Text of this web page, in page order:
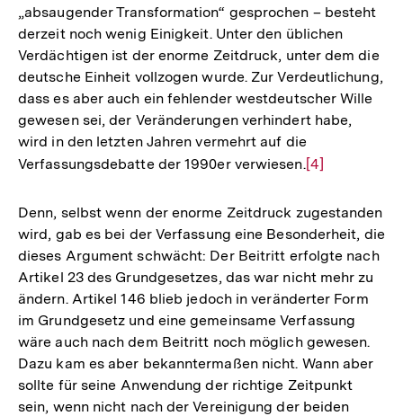
„absaugender Transformation“ gesprochen – besteht
derzeit noch wenig Einigkeit. Unter den üblichen
Verdächtigen ist der enorme Zeitdruck, unter dem die
deutsche Einheit vollzogen wurde. Zur Verdeutlichung,
dass es aber auch ein fehlender westdeutscher Wille
gewesen sei, der Veränderungen verhindert habe,
wird in den letzten Jahren vermehrt auf die
Verfassungsdebatte der 1990er verwiesen.Zur
der
Fußnote
[4]
Denn, selbst wenn der enorme Zeitdruck zugestanden
wird, gab es bei der Verfassung eine Besonderheit, die
dieses Argument schwächt: Der Beitritt erfolgte nach
Artikel 23 des Grundgesetzes, das war nicht mehr zu
ändern. Artikel 146 blieb jedoch in veränderter Form
im Grundgesetz und eine gemeinsame Verfassung
wäre auch nach dem Beitritt noch möglich gewesen.
Dazu kam es aber bekanntermaßen nicht. Wann aber
sollte für seine Anwendung der richtige Zeitpunkt
sein, wenn nicht nach der Vereinigung der beiden